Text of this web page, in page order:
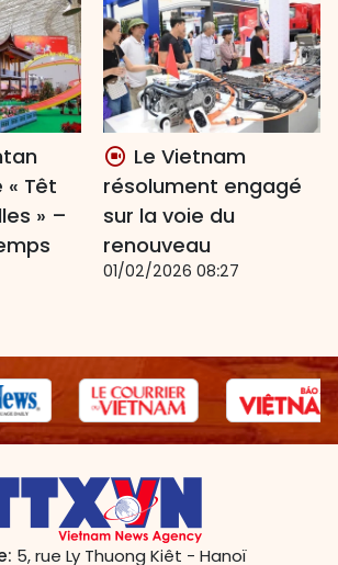
« Têt
» –
Le Vietnam
résolument engagé
sur la voie du
renouveau
01/02/2026 08:27
5, rue Ly Thuong Kiêt - Hanoï